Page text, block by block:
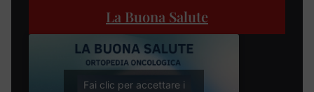
La Buona Salute
Fai clic per accettare i